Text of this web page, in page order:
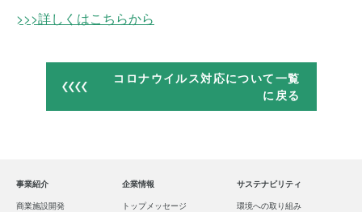
>>>詳しくはこちらから
コロナウイルス対応について一覧
に戻る
事業紹介
商業施設開発
企業情報
トップメッセージ
サステナビリティ
環境への取り組み